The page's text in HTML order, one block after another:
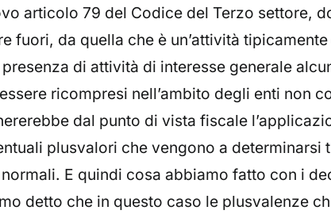
articolo 79 del Codice del Terzo settore,
fuori, da quella che è un’attività
di attività di interesse generale
ricompresi nell’ambito degli enti non
dal punto di vista fiscale
plusvalori che vengono a determinarsi
E quindi cosa abbiamo fatto con i
detto che in questo caso le plusvalenze